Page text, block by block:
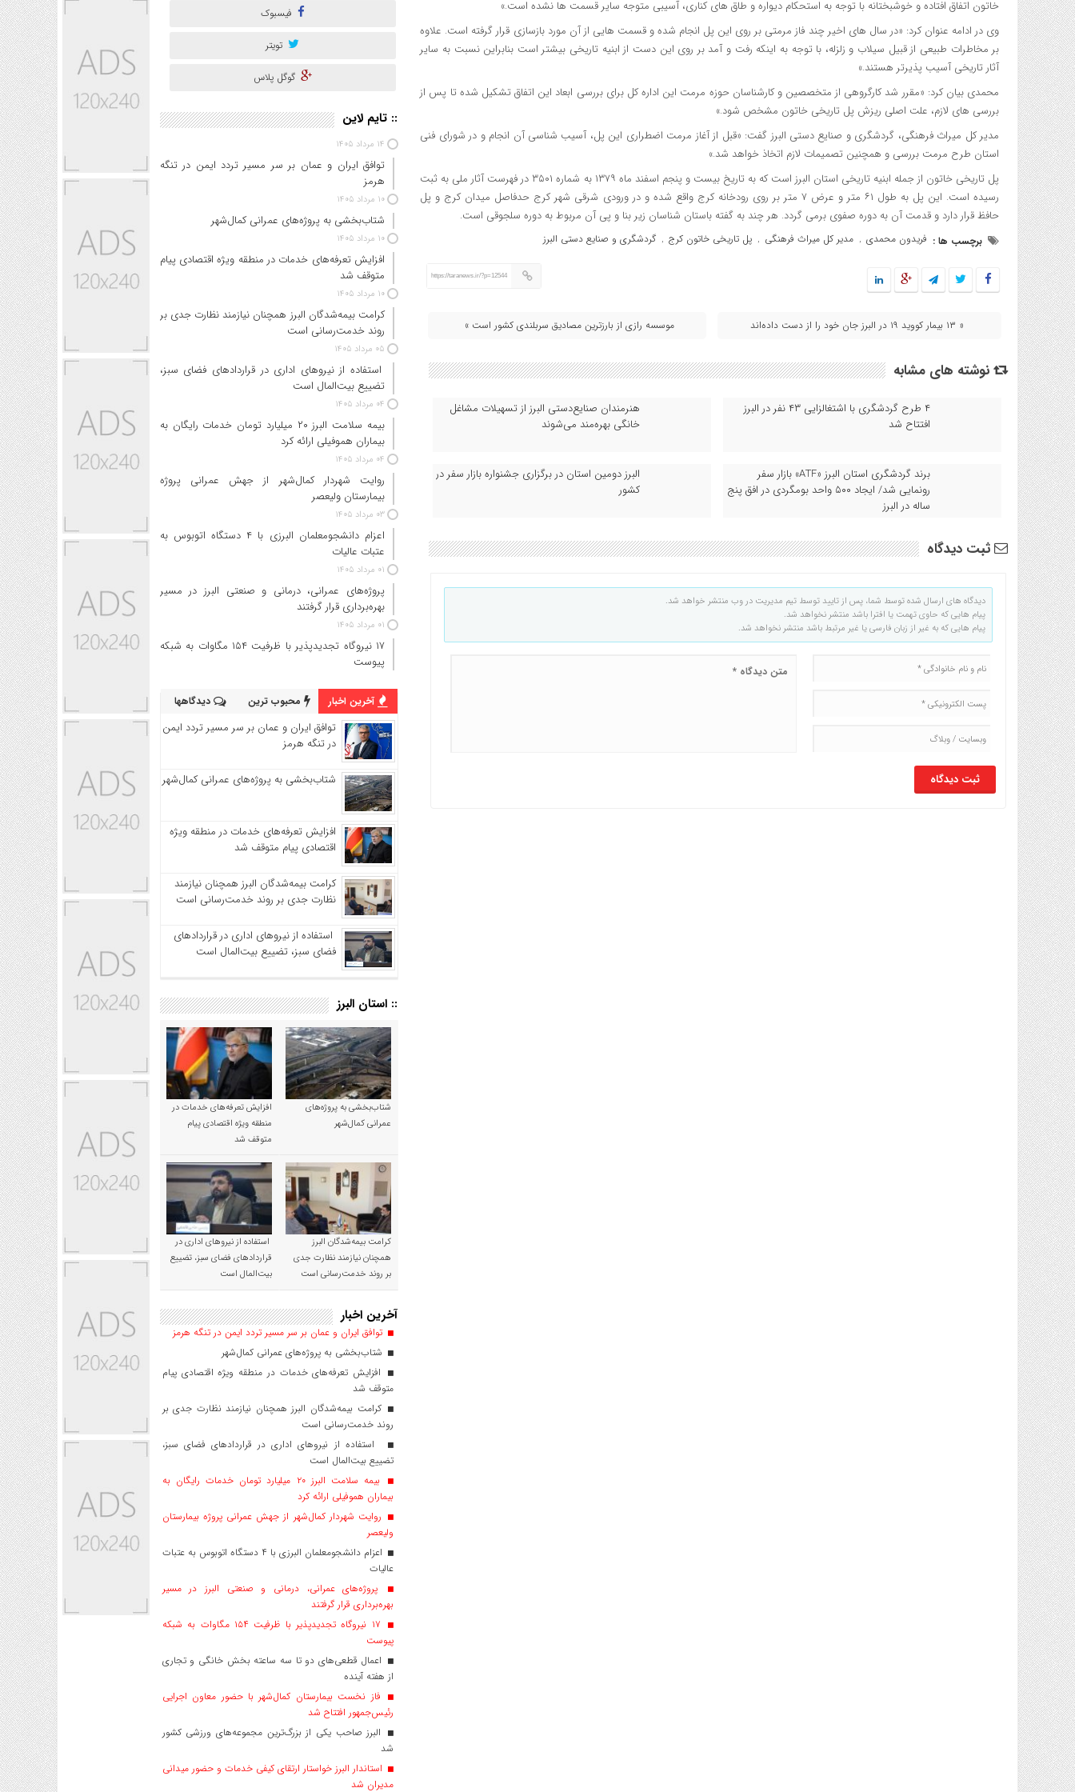
خاتون اتفاق افتاده و خوشبختانه با توجه به استحکام دیواره و طاق های کناری، آسیبی متوجه سایر قسمت ها نشده است.»
وی در ادامه عنوان کرد: «در سال های اخیر چند فاز مرمتی بر روی این پل انجام شده و قسمت هایی از آن مورد بازسازی قرار گرفته است. علاوه
بر مخاطرات طبیعی از قبیل سیلاب و زلزله، با توجه به اینکه رفت و آمد بر روی این دست از ابنیه تاریخی بیشتر است بنابراین نسبت به سایر
آثار تاریخی آسیب پذیرتر هستند.»
محمدی بیان کرد: «مقرر شد کارگروهی از متخصصین و کارشناسان حوزه مرمت این اداره کل برای بررسی ابعاد این اتفاق تشکیل شده تا پس از
بررسی های لازم، علت اصلی ریزش پل تاریخی خاتون مشخص شود.»
مدیر کل میراث فرهنگی، گردشگری و صنایع دستی البرز گفت: «قبل از آغاز مرمت اضطراری این پل، آسیب شناسی آن انجام و در شورای فنی
استان طرح مرمت بررسی و همچنین تصمیمات لازم اتخاذ خواهد شد.»
پل تاریخی خاتون از جمله ابنیه تاریخی استان البرز است که به تاریخ بیست و پنجم اسفند ماه ۱۳۷۹ به شماره ۳۵۰۱ در فهرست آثار ملی به ثبت
رسیده است. این پل به طول ۶۱ متر و عرض ۷ متر بر روی رودخانه کرج واقع شده و در ورودی شرقی شهر کرج حدفاصل میدان کرج و پل
حافظ قرار دارد و قدمت آن به دوره صفوی برمی گردد. هر چند به گفته باستان شناسان زیر بنا و پی آن مربوط به دوره سلجوقی است.
برچسب ها : فریدون محمدی , مدیر کل میراث فرهنگی , پل تاریخی خاتون کرج , گردشگری و صنایع دستی البرز
https://taranews.ir/?p=12544
« ۱۳ بیمار کووید ۱۹ در البرز جان خود را از دست داده‌اند موسسه رازی از بارزترین مصادیق سربلندی کشور است »
نوشته های مشابه
۴ طرح گردشگری با اشتغالزایی ۴۳ نفر در البرز
افتتاح شد
هنرمندان صنایع‌دستی البرز از تسهیلات مشاغل
خانگی بهره‌مند می‌شوند
برند گردشگری استان البرز «ATF» بازار سفر
رونمایی شد/ ایجاد ۵۰۰ واحد بومگردی در افق پنج
ساله در البرز
البرز دومین استان در برگزاری جشنواره بازار سفر در
کشور
ثبت دیدگاه
دیدگاه های ارسال شده توسط شما، پس از تایید توسط تیم مدیریت در وب منتشر خواهد شد.
پیام هایی که حاوی تهمت یا افترا باشد منتشر نخواهد شد.
پیام هایی که به غیر از زبان فارسی یا غیر مرتبط باشد منتشر نخواهد شد.
فیسبوک
تویتر
گوگل پلاس
:: تایم لاین
۱۴ مرداد ۱۴۰۵
توافق ایران و عمان بر سر مسیر تردد ایمن در تنگه
هرمز
۱۰ مرداد ۱۴۰۵
شتاب‌بخشی به پروژه‌های عمرانی کمال‌شهر
۱۰ مرداد ۱۴۰۵
افزایش تعرفه‌های خدمات در منطقه ویژه اقتصادی پیام
متوقف شد
۱۰ مرداد ۱۴۰۵
کرامت بیمه‌شدگان البرز همچنان نیازمند نظارت جدی بر
روند خدمت‌رسانی است
۰۵ مرداد ۱۴۰۵
استفاده از نیروهای اداری در قراردادهای فضای سبز،
تضییع بیت‌المال است
۰۴ مرداد ۱۴۰۵
بیمه سلامت البرز ۲۰ میلیارد تومان خدمات رایگان به
بیماران هموفیلی ارائه کرد
۰۴ مرداد ۱۴۰۵
روایت شهردار کمال‌شهر از جهش عمرانی پروژه
بیمارستان ولیعصر
۰۳ مرداد ۱۴۰۵
اعزام دانشجو‌معلمان البرزی با ۴ دستگاه اتوبوس به
عتبات عالیات
۰۱ مرداد ۱۴۰۵
پروژه‌های عمرانی، درمانی و صنعتی البرز در مسیر
بهره‌برداری قرار گرفتند
۰۱ مرداد ۱۴۰۵
۱۷ نیروگاه تجدیدپذیر با ظرفیت ۱۵۴ مگاوات به شبکه
پیوست
آخرین اخبار محبوب ترین دیدگاهها
توافق ایران و عمان بر سر مسیر تردد ایمن
در تنگه هرمز
شتاب‌بخشی به پروژه‌های عمرانی کمال‌شهر
افزایش تعرفه‌های خدمات در منطقه ویژه
اقتصادی پیام متوقف شد
کرامت بیمه‌شدگان البرز همچنان نیازمند
نظارت جدی بر روند خدمت‌رسانی است
استفاده از نیروهای اداری در قراردادهای
فضای سبز، تضییع بیت‌المال است
:: استان البرز
شتاب‌بخشی به پروژه‌های
عمرانی کمال‌شهر
افزایش تعرفه‌های خدمات در
منطقه ویژه اقتصادی پیام
متوقف شد
کرامت بیمه‌شدگان البرز
همچنان نیازمند نظارت جدی
بر روند خدمت‌رسانی است
استفاده از نیروهای اداری در
قراردادهای فضای سبز، تضییع
بیت‌المال است
آخرین اخبار
توافق ایران و عمان بر سر مسیر تردد ایمن در تنگه هرمز
شتاب‌بخشی به پروژه‌های عمرانی کمال‌شهر
افزایش تعرفه‌های خدمات در منطقه ویژه اقتصادی پیام
متوقف شد
کرامت بیمه‌شدگان البرز همچنان نیازمند نظارت جدی بر
روند خدمت‌رسانی است
استفاده از نیروهای اداری در قراردادهای فضای سبز،
تضییع بیت‌المال است
بیمه سلامت البرز ۲۰ میلیارد تومان خدمات رایگان به
بیماران هموفیلی ارائه کرد
روایت شهردار کمال‌شهر از جهش عمرانی پروژه بیمارستان
ولیعصر
اعزام دانشجو‌معلمان البرزی با ۴ دستگاه اتوبوس به عتبات
عالیات
پروژه‌های عمرانی، درمانی و صنعتی البرز در مسیر
بهره‌برداری قرار گرفتند
۱۷ نیروگاه تجدیدپذیر با ظرفیت ۱۵۴ مگاوات به شبکه
پیوست
اعمال قطعی‌های دو تا سه ساعته بخش خانگی و تجاری
از هفته آینده
فاز نخست بیمارستان کمال‌شهر با حضور معاون اجرایی
رئیس‌جمهور افتتاح شد
البرز صاحب یکی از بزرگ‌ترین مجموعه‌های ورزشی کشور
شد
استاندار البرز خواستار ارتقای کیفی خدمات و حضور میدانی
مدیران شد